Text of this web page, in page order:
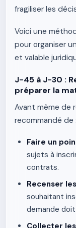
fragiliser les
Voici une
pour organiser
et valable
J-45 à J-30 :
préparer la
Avant même de
recommandé de :
Faire un
sujets à
contrats.
Recenser
souhaitant
demande
Collecter